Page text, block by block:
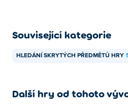
Související kategorie
HLEDÁNÍ SKRYTÝCH PŘEDMĚTŮ HRY
Další hry od tohoto